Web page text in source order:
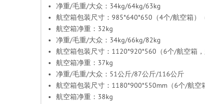
净重/毛重/大众：34kg/64kg/63kg
航空箱包装尺寸：985*640*650（4个/航空箱）
航空箱净重：32kg
净重/毛重/大众：34kg/66kg/82kg
航空箱包装尺寸：1120*920*560（6个/航空箱，
航空箱净重：37kg
净重/毛重/大众：51公斤/87公斤/116公斤
航空箱包装尺寸：1180*900*550mm（6个/航
航空箱净重：38kg